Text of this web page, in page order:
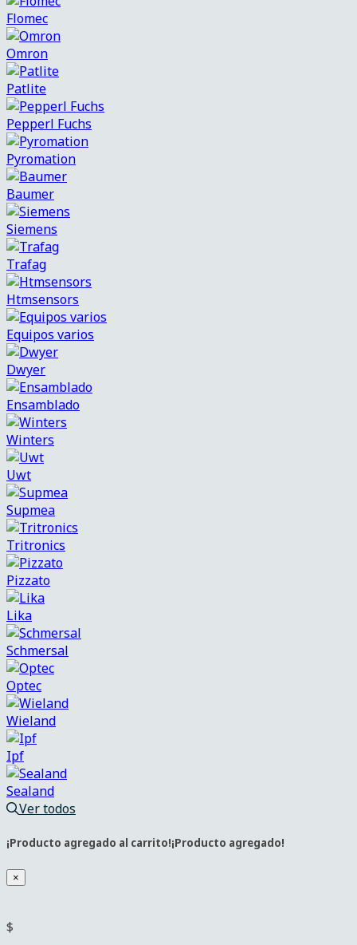
Flomec
Omron
Patlite
Pepperl Fuchs
Pyromation
Baumer
Siemens
Trafag
Htmsensors
Equipos varios
Dwyer
Ensamblado
Winters
Uwt
Supmea
Tritronics
Pizzato
Lika
Schmersal
Optec
Wieland
Ipf
Sealand
Ver todos
¡Producto agregado al carrito!¡Producto agregado!
×